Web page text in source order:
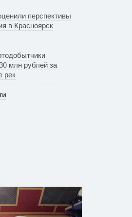
перспективы
в Красноярск
млн рублей за
рек